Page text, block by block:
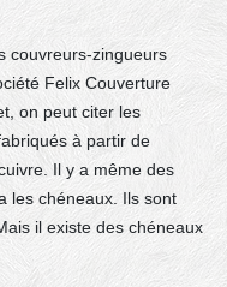
couvreurs-zingueurs
Felix Couverture
on peut citer les
à partir de
Il y a même des
les chéneaux. Ils sont
il existe des chéneaux